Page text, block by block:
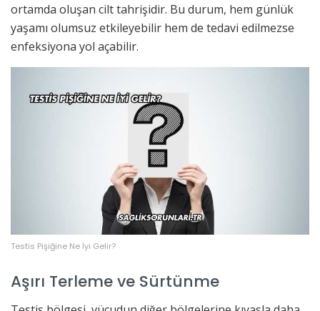
ortamda oluşan cilt tahrişidir. Bu durum, hem günlük
yaşamı olumsuz etkileyebilir hem de tedavi edilmezse
enfeksiyona yol açabilir.
Testis Pişiğine Ne İyi Gelir?
Aşırı Terleme ve Sürtünme